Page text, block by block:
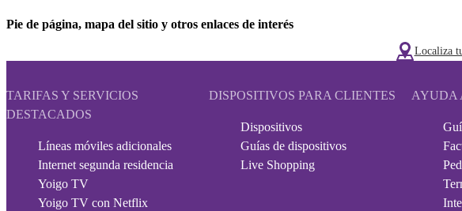
Pie de página, mapa del sitio y otros enlaces de interés
Localiza
TARIFAS Y SERVICIOS
DESTACADOS
Líneas móviles adicionales
Internet segunda residencia
Yoigo TV
Yoigo TV con Netflix
DISPOSITIVOS PARA CLIENTES
Dispositivos
Guías de dispositivos
Live Shopping
AYUDA